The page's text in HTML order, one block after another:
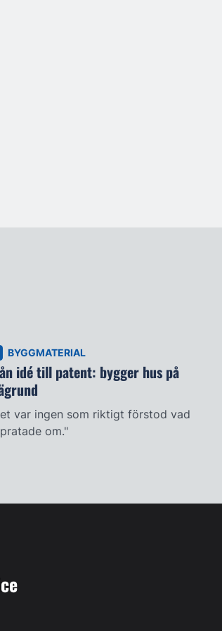
BYGGMATERIAL
idé till patent: bygger hus på
var ingen som riktigt förstod vad
om."